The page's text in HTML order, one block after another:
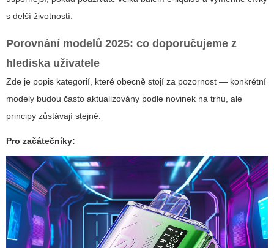
s delší životností.
Porovnání modelů 2025: co doporučujeme z
hlediska uživatele
Zde je popis kategorií, které obecně stojí za pozornost — konkrétní
modely budou často aktualizovány podle novinek na trhu, ale
principy zůstávají stejné:
Pro začátečníky: